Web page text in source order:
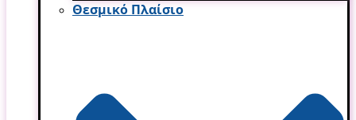
Θεσμικό Πλαίσιο